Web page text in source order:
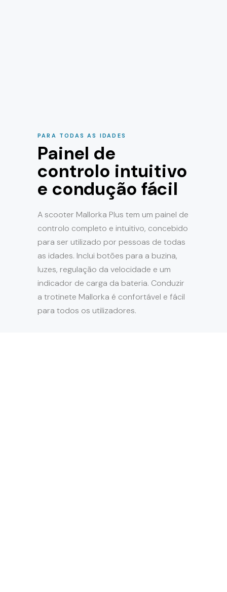
PARA TODAS AS IDADES
Painel de
controlo intuitivo
e condução fácil
A scooter Mallorka Plus tem um painel de
controlo completo e intuitivo, concebido
para ser utilizado por pessoas de todas
as idades. Inclui botões para a buzina,
luzes, regulação da velocidade e um
indicador de carga da bateria. Conduzir
a trotinete Mallorka é confortável e fácil
para todos os utilizadores.